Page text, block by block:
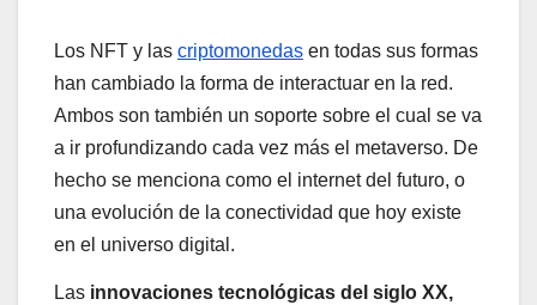
Los NFT y las criptomonedas en todas sus formas
han cambiado la forma de interactuar en la red.
Ambos son también un soporte sobre el cual se va
a ir profundizando cada vez más el metaverso. De
hecho se menciona como el internet del futuro, o
una evolución de la conectividad que hoy existe
en el universo digital.
Las innovaciones tecnológicas del siglo XX,